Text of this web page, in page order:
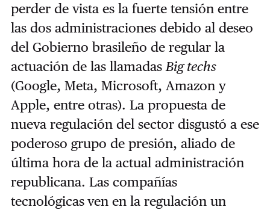
perder de vista es la fuerte tensión entre
las dos administraciones debido al deseo
del Gobierno brasileño de regular la
actuación de las llamadasBig techs
(Google, Meta, Microsoft, Amazon y
Apple, entre otras). La propuesta de
nueva regulación del sector disgustó a ese
poderoso grupo de presión, aliado de
última hora de la actual administración
republicana. Las compañías
tecnológicasven en la regulación un